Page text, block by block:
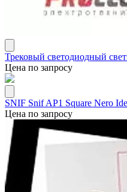
Трековый светодиодный
Цена по запросу
SNIF Snif AP1 Square Nero
Цена по запросу